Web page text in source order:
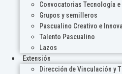
Convocatorias Tecnología
Grupos y semilleros
Pascualino Creativo e
Talento Pascualino
Lazos
Extensión
Dirección de Vinculación y